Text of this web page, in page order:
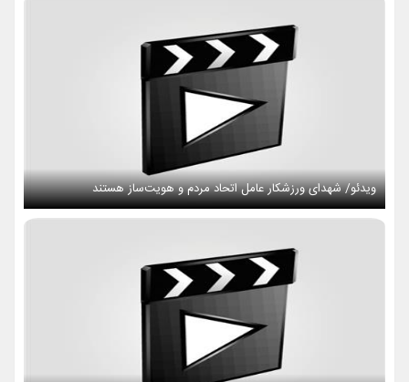
ویدئو/ شهدای ورزشکار عامل اتحاد مردم و هویت‌ساز هستند